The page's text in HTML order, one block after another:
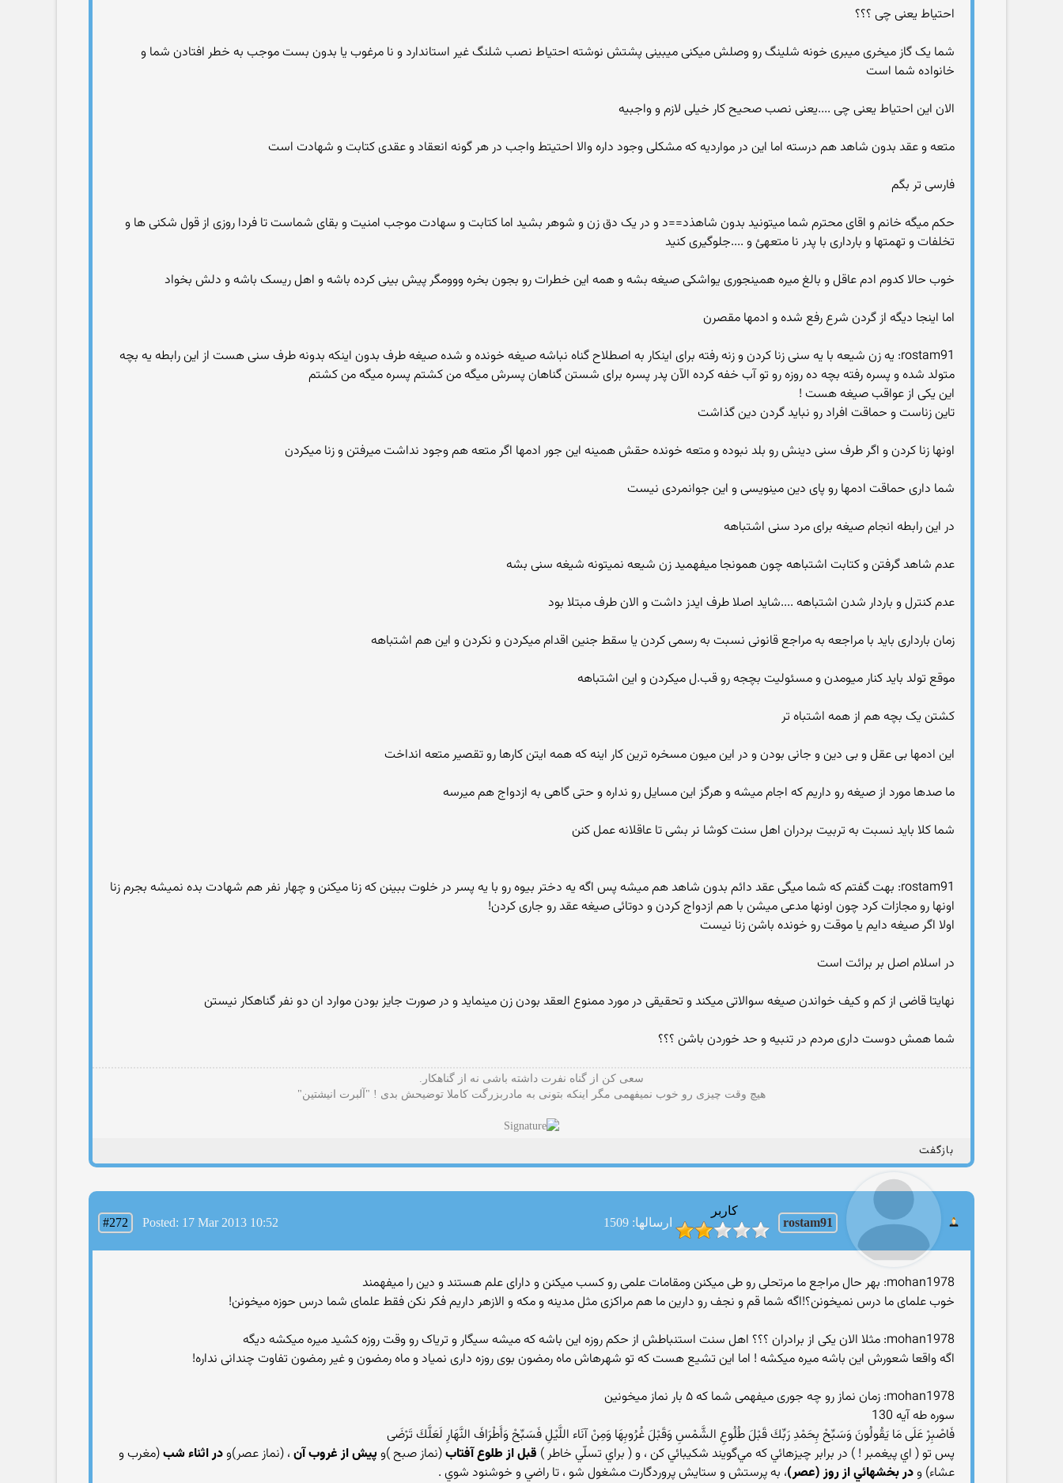
احتیاط یعنی چی ؟؟؟
شما یک گاز میخری میبری خونه شلینگ رو وصلش میکنی میبینی پشتش نوشته احتیاط نصب شلنگ غیر استاندارد و نا مرغوب یا بدون بست موجب به خطر افتادن شما و
خانواده شما است
الان این احتیاط یعنی چی ....یعنی نصب صحیح کار خیلی لازم و واجبیه
متعه و عقد بدون شاهد هم درسته اما این در مواردیه که مشکلی وجود داره والا احتیتط واجب در هر گونه انعقاد و عقدی کتابت و شهادت است
فارسی تر بگم
حکم میگه خانم و اقای محترم شما میتونید بدون شاهذد==د و در یک دق زن و شوهر بشید اما کتابت و سهادت موجب امنیت و بقای شماست تا فردا روزی از قول شکنی ها و
تخلفات و تهمتها و بارداری با پدر نا متعهئ و ....جلوگیری کنید
خوب حالا کدوم ادم عاقل و بالغ میره همینجوری یواشکی صیغه بشه و همه این خطرات رو بجون بخره ووومگر پیش بینی کرده باشه و اهل ریسک باشه و دلش بخواد
اما اینجا دیگه از گردن شرع رفع شده و ادمها مقصرن
rostam91: یه زن شیعه با یه سنی زنا کردن و زنه رفته برای اینکار به اصطلاح گناه نباشه صیغه خونده و شده صیغه طرف بدون اینکه بدونه طرف سنی هست از این رابطه یه بچه
متولد شده و پسره رفته بچه ده روزه رو تو آب خفه کرده الآن پدر پسره برای شستن گناهان پسرش میگه من کشتم پسره میگه من کشتم
این یکی از عواقب صیغه هست !
تاین زناست و حماقت افراد رو نباید گردن دین گذاشت
اونها زنا کردن و اگر طرف سنی دینش رو بلد نبوده و متعه خونده حقش همینه این جور ادمها اگر متعه هم وجود نداشت میرفتن و زنا میکردن
شما داری حماقت ادمها رو پای دین مینویسی و این جوانمردی نیست
در این رابطه انجام صیغه برای مرد سنی اشتباهه
عدم شاهد گرفتن و کتابت اشتباهه چون همونجا میفهمید زن شیعه نمیتونه شیغه سنی بشه
عدم کنترل و باردار شدن اشتباهه ....شاید اصلا طرف ایدز داشت و الان طرف مبتلا بود
زمان بارداری باید با مراجعه به مراجع قانونی نسبت به رسمی کردن یا سقط جنین اقدام میکردن و نکردن و این هم اشتباهه
موقع تولد باید کنار میومدن و مسئولیت بچجه رو قب.ل میکردن و این اشتباهه
کشتن یک بچه هم از همه اشتباه تر
این ادمها بی عقل و بی دین و جانی بودن و در این میون مسخره ترین کار اینه که همه ایتن کارها رو تقصیر متعه انداخت
ما صدها مورد از صیغه رو داریم که اجام میشه و هرگز این مسایل رو نداره و حتی گاهی به ازدواج هم میرسه
شما کلا باید نسبت به تربیت بردران اهل سنت کوشا نر بشی تا عاقلانه عمل کنن
rostam91: بهت گفتم که شما میگی عقد دائم بدون شاهد هم میشه پس اگه یه دختر بیوه رو با یه پسر در خلوت ببینن که زنا میکنن و چهار نفر هم شهادت بده نمیشه بجرم زنا
اونها رو مجازات کرد چون اونها مدعی میشن با هم ازدواج کردن و دوتائی صیغه عقد رو جاری کردن!
اولا اگر صیغه دایم یا موقت رو خونده باشن زنا نیست
در اسلام اصل بر برائت است
نهایتا قاضی از کم و کیف خواندن صیغه سوالاتی میکند و تحقیقی در مورد ممنوع العقد بودن زن مینماید و در صورت جایز بودن موارد ان دو نفر گناهکار نیستن
شما همش دوست داری مردم در تنبیه و حد خوردن باشن ؟؟؟
سعی کن از گناه نفرت داشته باشی نه از گناهکار.
هیچ وقت چیزی رو خوب نمیفهمی مگر اینکه بتونی به مادربزرگت کاملا توضیحش بدی ! "آلبرت انیشتین"
بازگفت
rostam91
کاربر
ارسالها: 1509
#272 Posted: 17 Mar 2013 10:52
mohan1978: بهر حال مراجع ما مرتحلی رو طی میکنن ومقامات علمی رو کسب میکنن و دارای علم هستند و دین را میفهمند
خوب علمای ما درس نمیخونن؟!اگه شما قم و نجف رو دارین ما هم مراکزی مثل مدینه و مکه و الازهر داریم فکر نکن فقط علمای شما درس حوزه میخونن!
mohan1978: مثلا الان یکی از برادران ؟؟؟ اهل سنت استنباطش از حکم روزه این باشه که میشه سیگار و تریاک رو وقت روزه کشید میره میکشه دیگه
اگه واقعا شعورش این باشه میره میکشه ! اما این تشیع هست که تو شهرهاش ماه رمضون بوی روزه داری نمیاد و ماه رمضون و غیر رمضون تفاوت چندانی نداره!
mohan1978: زمان نماز رو چه جوری میفهمی شما که ۵ بار نماز میخونین
سوره طه آيه 130
فَاصْبِرْ عَلَى مَا يَقُولُونَ وَسَبِّحْ بِحَمْدِ رَبِّكَ قَبْلَ طُلُوعِ الشَّمْسِ وَقَبْلَ غُرُوبِهَا وَمِنْ آنَاء اللَّيْلِ فَسَبِّحْ وَأَطْرَافَ النَّهَارِ لَعَلَّكَ تَرْضَى ‏
پس تو ( اي پيغمبر ! ) در برابر چيزهائي كه مي‌گويند شكيبائي كن ، و ( براي تسلّي خاطر ) قبل از طلوع آفتاب(نماز صبح )و پيش از غروب آن ، (نماز عصر)ودر اثناء شب(مغرب و
عشاء) ودر بخشهائي از روز (عصر)، به پرستش و ستايش پروردگارت مشغول شو ، تا راضي و خوشنود شوي .‏